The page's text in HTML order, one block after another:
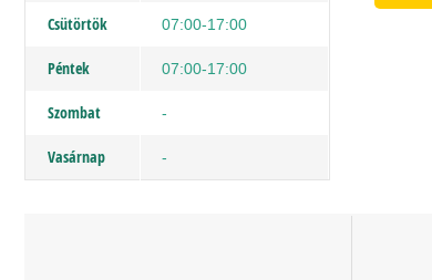
Csütörtök 07:00-17:00
Péntek 07:00-17:00
Szombat -
Vasárnap -